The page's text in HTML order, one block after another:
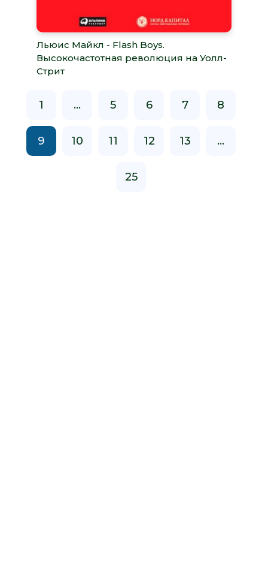
Льюис Майкл - Flash Boys.
Высокочастотная революция на Уолл-
Стрит
1 ... 5 6 7 8
9 10 11 12 13 ...
25